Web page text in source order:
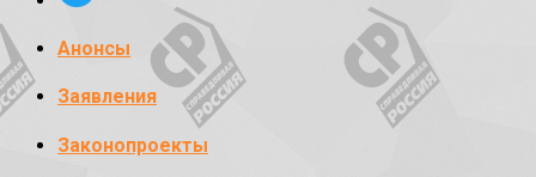
Анонсы
Заявления
Законопроекты